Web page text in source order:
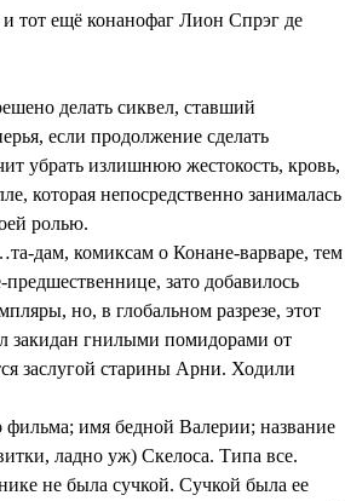
тот ещё конанофаг Лион Спрэг де
делать сиквел, ставший
если продолжение сделать
убрать излишнюю жестокость, кровь,
которая непосредственно занималась
ролью.
дам, комиксам о Конане-варваре, тем
зато добавилось
но, в глобальном разрезе, этот
закидан гнилыми помидорами от
заслугой старины Арни. Ходили
фильма; имя бедной Валерии; название
ладно уж) Скелоса. Типа все.
не была сучкой. Сучкой была ее